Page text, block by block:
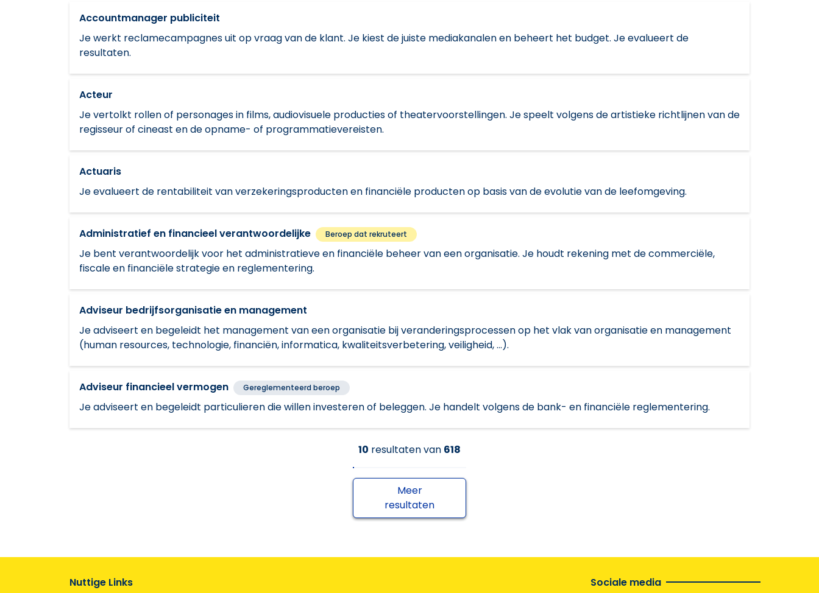
Accountmanager publiciteit
Je werkt reclamecampagnes uit op vraag van de klant. Je kiest de juiste mediakanalen en beheert het budget. Je evalueert de
resultaten.
Acteur
Je vertolkt rollen of personages in films, audiovisuele producties of theatervoorstellingen. Je speelt volgens de artistieke richtlijnen van de
regisseur of cineast en de opname- of programmatievereisten.
Actuaris
Je evalueert de rentabiliteit van verzekeringsproducten en financiële producten op basis van de evolutie van de leefomgeving.
Administratief en financieel verantwoordelijke Beroep dat rekruteert
Je bent verantwoordelijk voor het administratieve en financiële beheer van een organisatie. Je houdt rekening met de commerciële,
fiscale en financiële strategie en reglementering.
Adviseur bedrijfsorganisatie en management
Je adviseert en begeleidt het management van een organisatie bij veranderingsprocessen op het vlak van organisatie en management
(human resources, technologie, financiën, informatica, kwaliteitsverbetering, veiligheid, ...).
Adviseur financieel vermogen Gereglementeerd beroep
Je adviseert en begeleidt particulieren die willen investeren of beleggen. Je handelt volgens de bank- en financiële reglementering.
10 resultatenvan 618
Meer
resultaten
Nuttige Links
Sociale media